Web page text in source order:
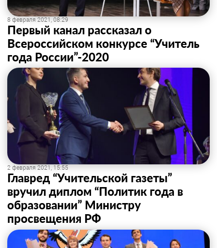
8 февраля 2021, 08:29
Первый канал рассказал о
Всероссийском конкурсе “Учитель
года России”-2020
2 февраля 2021, 15:55
Главред “Учительской газеты”
вручил диплом “Политик года в
образовании” Министру
просвещения РФ